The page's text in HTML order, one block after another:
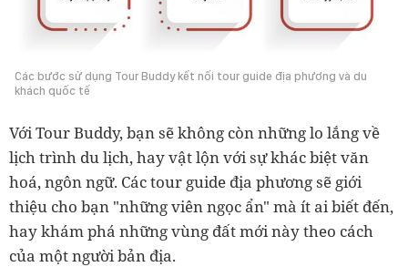
Các bước sử dụng Tour Buddy kết nối tour guide địa phương và du
khách quốc tế
Với Tour Buddy, bạn sẽ không còn những lo lắng về
lịch trình du lịch, hay vật lộn với sự khác biệt văn
hoá, ngôn ngữ. Các tour guide địa phương sẽ giới
thiệu cho bạn "những viên ngọc ẩn" mà ít ai biết đến,
hay khám phá những vùng đất mới này theo cách
của một người bản địa.